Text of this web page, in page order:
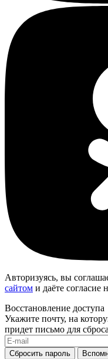
Авторизуясь, вы
сайтом и даёте
Восстановление доступа
Укажите почту, на
придет письмо для
Сбросить пароль